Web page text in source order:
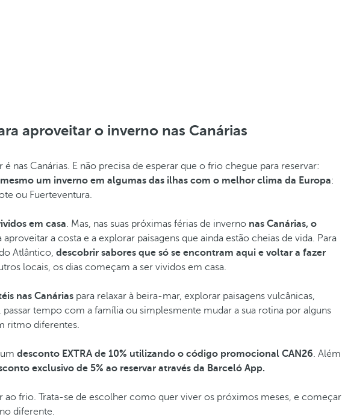
aproveitar o inverno nas Canárias
nas Canárias. E não precisa de esperar que o frio chegue para reservar:
um inverno em algumas das ilhas com o melhor clima da Europa:
ou Fuerteventura.
em casa. Mas, nas suas próximas férias de inverno nas Canárias, o
aproveitar a costa e a explorar paisagens que ainda estão cheias de vida. Para
Atlântico, descobrir sabores que só se encontram aqui e voltar a fazer
locais, os dias começam a ser vividos em casa.
nas Canárias para relaxar à beira-mar, explorar paisagens vulcânicas,
tempo com a família ou simplesmente mudar a sua rotina por alguns
ritmo diferentes.
desconto EXTRA de 10% utilizando o código promocional CAN26. Além
exclusivo de 5% ao reservar através da Barceló App.
ao frio. Trata-se de escolher como quer viver os próximos meses, e começar
diferente.